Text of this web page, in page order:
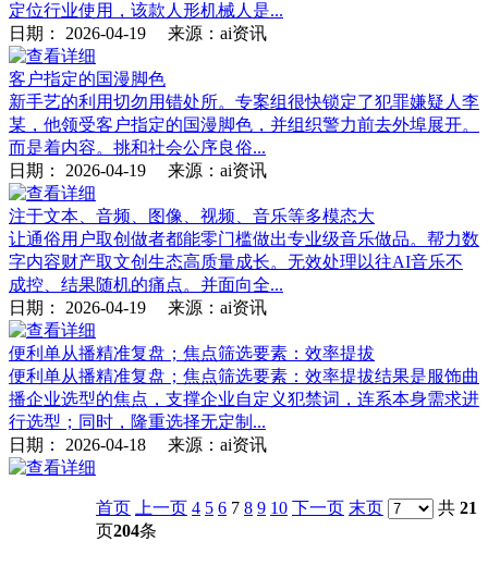
定位行业使用，该款人形机械人是...
日期： 2026-04-19 来源：ai资讯
客户指定的国漫脚色
新手艺的利用切勿用错处所。专案组很快锁定了犯罪嫌疑人李
某，他领受客户指定的国漫脚色，并组织警力前去外埠展开。
而是着内容。挑和社会公序良俗...
日期： 2026-04-19 来源：ai资讯
注于文本、音频、图像、视频、音乐等多模态大
让通俗用户取创做者都能零门槛做出专业级音乐做品。帮力数
字内容财产取文创生态高质量成长。无效处理以往AI音乐不
成控、结果随机的痛点。并面向全...
日期： 2026-04-19 来源：ai资讯
便利单从播精准复盘；焦点筛选要素：效率提拔
便利单从播精准复盘；焦点筛选要素：效率提拔结果是服饰曲
播企业选型的焦点，支撑企业自定义犯禁词，连系本身需求进
行选型；同时，隆重选择无定制...
日期： 2026-04-18 来源：ai资讯
首页 上一页 4 5 6 7 8 9 10 下一页 末页 共 21
页204条